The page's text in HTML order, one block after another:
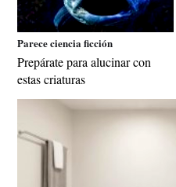
Parece ciencia ficción
Prepárate para alucinar con
estas criaturas